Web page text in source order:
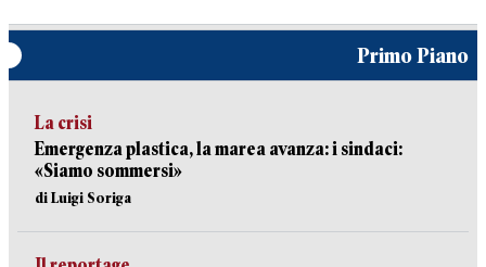
Primo Piano
La crisi
Emergenza plastica, la marea avanza: i sindaci:
«Siamo sommersi»
di Luigi Soriga